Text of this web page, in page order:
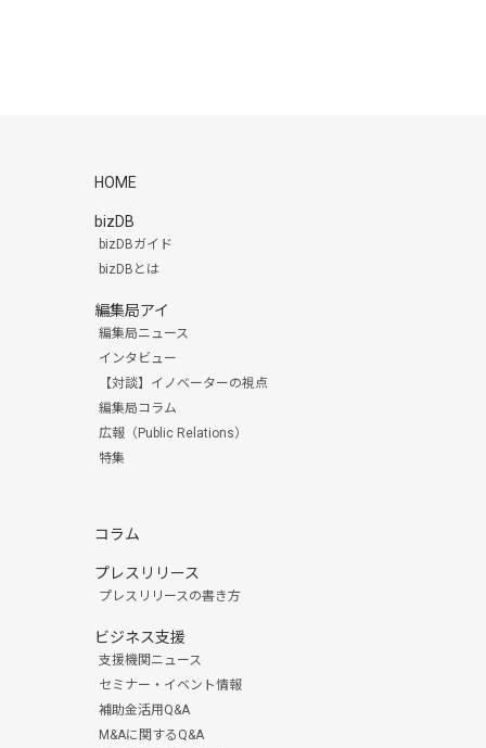
HOME
bizDB
bizDBガイド
bizDBとは
編集局アイ
編集局ニュース
インタビュー
【対談】イノベーターの視点
編集局コラム
広報（Public Relations）
特集
コラム
プレスリリース
プレスリリースの書き方
ビジネス支援
支援機関ニュース
セミナー・イベント情報
補助金活用Q&A
M&Aに関するQ&A